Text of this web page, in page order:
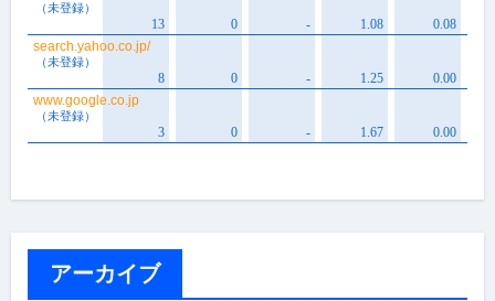
アーカイブ